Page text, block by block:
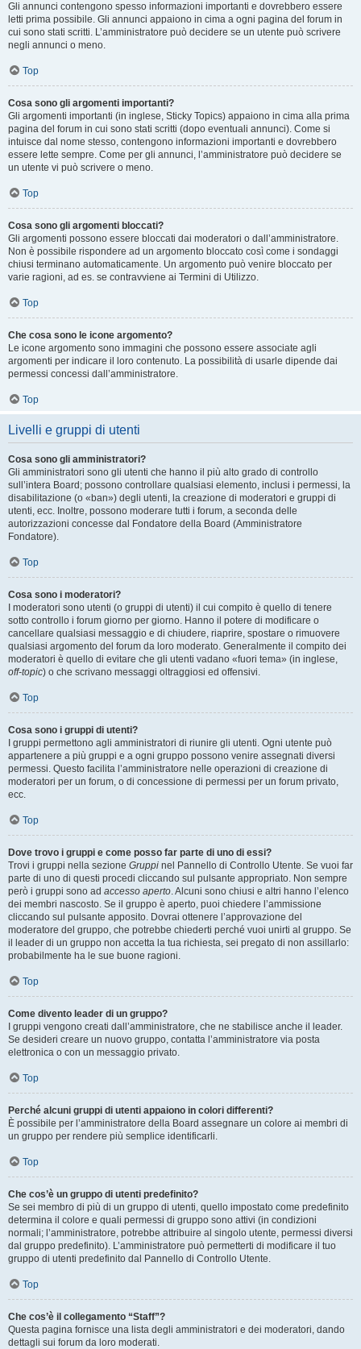
Gli annunci contengono spesso informazioni importanti e dovrebbero essere
letti prima possibile. Gli annunci appaiono in cima a ogni pagina del forum in
cui sono stati scritti. L’amministratore può decidere se un utente può scrivere
negli annunci o meno.
Top
Cosa sono gli argomenti importanti?
Gli argomenti importanti (in inglese, Sticky Topics) appaiono in cima alla prima
pagina del forum in cui sono stati scritti (dopo eventuali annunci). Come si
intuisce dal nome stesso, contengono informazioni importanti e dovrebbero
essere lette sempre. Come per gli annunci, l’amministratore può decidere se
un utente vi può scrivere o meno.
Top
Cosa sono gli argomenti bloccati?
Gli argomenti possono essere bloccati dai moderatori o dall’amministratore.
Non è possibile rispondere ad un argomento bloccato così come i sondaggi
chiusi terminano automaticamente. Un argomento può venire bloccato per
varie ragioni, ad es. se contravviene ai Termini di Utilizzo.
Top
Che cosa sono le icone argomento?
Le icone argomento sono immagini che possono essere associate agli
argomenti per indicare il loro contenuto. La possibilità di usarle dipende dai
permessi concessi dall’amministratore.
Top
Livelli e gruppi di utenti
Cosa sono gli amministratori?
Gli amministratori sono gli utenti che hanno il più alto grado di controllo
sull’intera Board; possono controllare qualsiasi elemento, inclusi i permessi, la
disabilitazione (o «ban») degli utenti, la creazione di moderatori e gruppi di
utenti, ecc. Inoltre, possono moderare tutti i forum, a seconda delle
autorizzazioni concesse dal Fondatore della Board (Amministratore
Fondatore).
Top
Cosa sono i moderatori?
I moderatori sono utenti (o gruppi di utenti) il cui compito è quello di tenere
sotto controllo i forum giorno per giorno. Hanno il potere di modificare o
cancellare qualsiasi messaggio e di chiudere, riaprire, spostare o rimuovere
qualsiasi argomento del forum da loro moderato. Generalmente il compito dei
moderatori è quello di evitare che gli utenti vadano «fuori tema» (in inglese,
off-topic) o che scrivano messaggi oltraggiosi ed offensivi.
Top
Cosa sono i gruppi di utenti?
I gruppi permettono agli amministratori di riunire gli utenti. Ogni utente può
appartenere a più gruppi e a ogni gruppo possono venire assegnati diversi
permessi. Questo facilita l’amministratore nelle operazioni di creazione di
moderatori per un forum, o di concessione di permessi per un forum privato,
ecc.
Top
Dove trovo i gruppi e come posso far parte di uno di essi?
Trovi i gruppi nella sezione Gruppi nel Pannello di Controllo Utente. Se vuoi far
parte di uno di questi procedi cliccando sul pulsante appropriato. Non sempre
però i gruppi sono ad accesso aperto. Alcuni sono chiusi e altri hanno l’elenco
dei membri nascosto. Se il gruppo è aperto, puoi chiedere l’ammissione
cliccando sul pulsante apposito. Dovrai ottenere l’approvazione del
moderatore del gruppo, che potrebbe chiederti perché vuoi unirti al gruppo. Se
il leader di un gruppo non accetta la tua richiesta, sei pregato di non assillarlo:
probabilmente ha le sue buone ragioni.
Top
Come divento leader di un gruppo?
I gruppi vengono creati dall’amministratore, che ne stabilisce anche il leader.
Se desideri creare un nuovo gruppo, contatta l’amministratore via posta
elettronica o con un messaggio privato.
Top
Perché alcuni gruppi di utenti appaiono in colori differenti?
È possibile per l’amministratore della Board assegnare un colore ai membri di
un gruppo per rendere più semplice identificarli.
Top
Che cos’è un gruppo di utenti predefinito?
Se sei membro di più di un gruppo di utenti, quello impostato come predefinito
determina il colore e quali permessi di gruppo sono attivi (in condizioni
normali; l’amministratore, potrebbe attribuire al singolo utente, permessi diversi
dal gruppo predefinito). L’amministratore può permetterti di modificare il tuo
gruppo di utenti predefinito dal Pannello di Controllo Utente.
Top
Che cos’è il collegamento “Staff”?
Questa pagina fornisce una lista degli amministratori e dei moderatori, dando
dettagli sui forum da loro moderati.